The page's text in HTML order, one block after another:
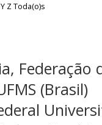
Y ZToda(o)s
Federação
(Brasil)